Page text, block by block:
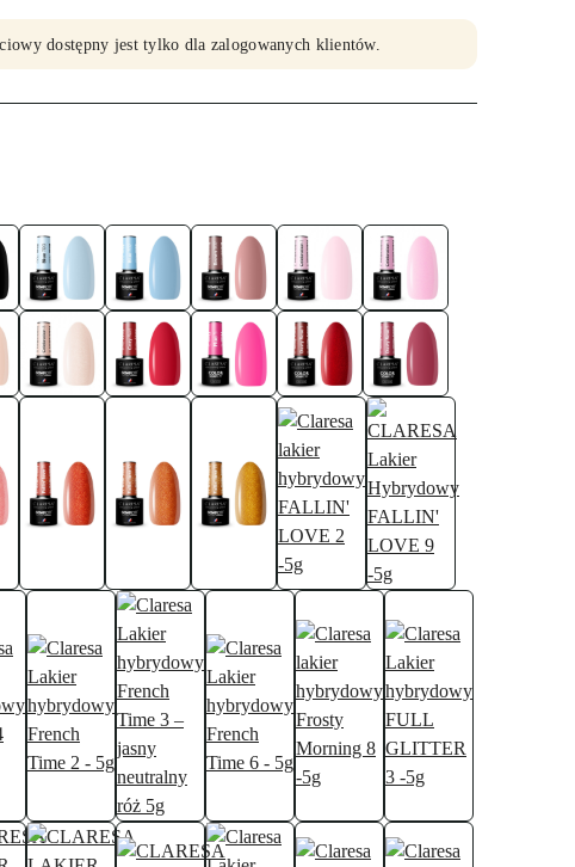
dostępny jest tylko dla zalogowanych klientów.